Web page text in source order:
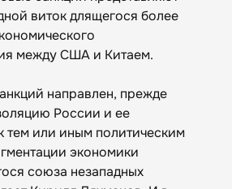
виток длящегося более
между США и Китаем.
направлен, прежде
России и ее
тем или иным политическим
экономики
союза незападных